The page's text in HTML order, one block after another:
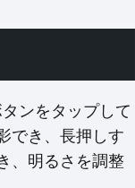
ンをタップして
でき、長押しす
、明るさを調整